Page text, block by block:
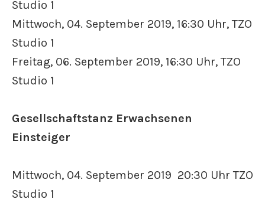
Studio 1
Mittwoch, 04. September 2019, 16:30 Uhr, TZO
Studio 1
Freitag, 06. September 2019, 16:30 Uhr, TZO
Studio 1
Gesellschaftstanz Erwachsenen
Einsteiger
Mittwoch, 04. September 2019 20:30 Uhr TZO
Studio 1